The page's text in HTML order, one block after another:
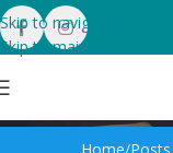
Skip to navigation
Skip to main content
Tag